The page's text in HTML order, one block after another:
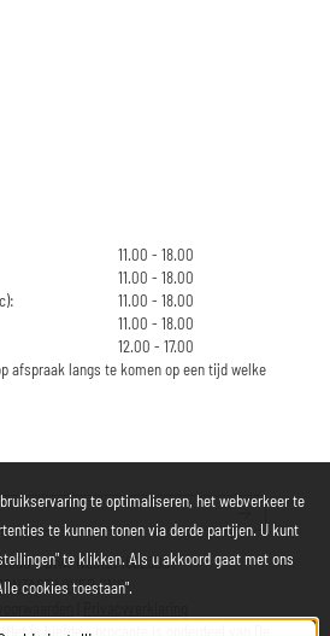
11.00 - 18.00
11.00 - 18.00
11.00 - 18.00
11.00 - 18.00
12.00 - 17.00
afspraak langs te komen op een tijd welke
- Btw: NL812748323B01
|OVER ONS
Het is Liefde - brocante is onderdeel van
te optimaliseren, het webverkeer te
te kunnen tonen via derde partijen. U kunt
te klikken. Als u akkoord gaat met ons
cookies toestaan".